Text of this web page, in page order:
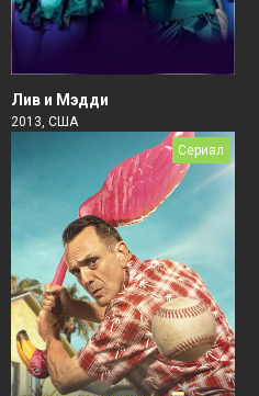
Лив и Мэдди
2013, США
Сериал